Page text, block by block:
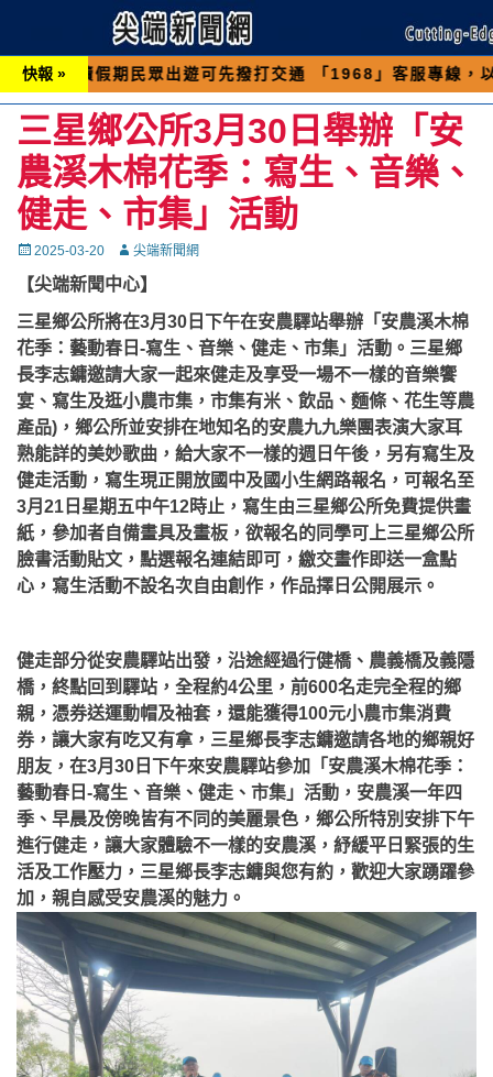
快報 »
民眾出遊可先撥打交通 「1968」客服專線，以避免遇到
三星鄉公所3月30日舉辦「安
農溪木棉花季：寫生、音樂、
健走、市集」活動
Posted
2025-03-20 Autor尖端新聞網
【尖端新聞中心】
三星鄉公所將在3月30日下午在安農驛站舉辦「安農溪木棉
花季：藝動春日-寫生、音樂、健走、市集」活動。三星鄉
長李志鏞邀請大家一起來健走及享受一場不一樣的音樂饗
宴、寫生及逛小農市集，市集有米、飲品、麵條、花生等農
產品)，鄉公所並安排在地知名的安農九九樂團表演大家耳
熟能詳的美妙歌曲，給大家不一樣的週日午後，另有寫生及
健走活動，寫生現正開放國中及國小生網路報名，可報名至
3月21日星期五中午12時止，寫生由三星鄉公所免費提供畫
紙，參加者自備畫具及畫板，欲報名的同學可上三星鄉公所
臉書活動貼文，點選報名連結即可，繳交畫作即送一盒點
心，寫生活動不設名次自由創作，作品擇日公開展示。
健走部分從安農驛站出發，沿途經過行健橋、農義橋及義隱
橋，終點回到驛站，全程約4公里，前600名走完全程的鄉
親，憑券送運動帽及袖套，還能獲得100元小農市集消費
券，讓大家有吃又有拿，三星鄉長李志鏞邀請各地的鄉親好
朋友，在3月30日下午來安農驛站參加「安農溪木棉花季：
藝動春日-寫生、音樂、健走、市集」活動，安農溪一年四
季、早晨及傍晚皆有不同的美麗景色，鄉公所特別安排下午
進行健走，讓大家體驗不一樣的安農溪，紓緩平日緊張的生
活及工作壓力，三星鄉長李志鏞與您有約，歡迎大家踴躍參
加，親自感受安農溪的魅力。